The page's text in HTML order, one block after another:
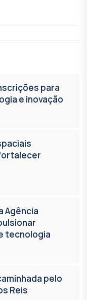
para
e inovação
Agência
tecnologia
pelo
Reis